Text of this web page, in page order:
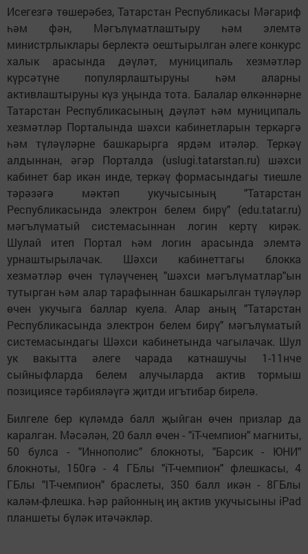
Исегезгә төшерәбез, Татарстан Республикасы Мәгариф
һәм фән, Мәгълүматлаштыру һәм элемтә
министрлыклары берлектә оештырылган әлеге конкурс
халык арасында дәүләт, муниципаль хезмәтләр
күрсәтүне популярлаштыруны һәм аларны
активлаштыруны күз уңында тота. Балалар өлкәннәрне
Татарстан Республикасының дәүләт һәм муниципаль
хезмәтләр Порталында шәхси кабинетларын теркәргә
һәм түләүләрне башкарырга ярдәм итәләр. Теркәү
алдыннан, әгәр Порталда (uslugi.tatarstan.ru) шәхси
кабинет бар икән инде, теркәү формасындагы тиешле
тәрәзәгә мәктәп укучысының "Татарстан
Республикасында электрон белем бирү" (edu.tatar.ru)
мәгълүматый системасыннан логин кертү кирәк.
Шулай итеп Портал һәм логин арасында элемтә
урнаштырылачак. Шәхси кабинеттагы блокка
хезмәтләр өчен түләүченең "шәхси мәгълүматлар"ын
тутырган һәм алар тарафыннан башкарылган түләүләр
өчен укучыга баллар куела. Алар аның "Татарстан
Республикасында электрон белем бирү" мәгълүматый
системасындагы Шәхси кабинетында чагылачак. Шул
ук вакытта әлеге чарада катнашучы 1-11нче
сыйныфларда белем алучыларда актив тормыш
позициясе тәрбияләүгә җитди игътибар бирелә.
Билгеле бер күләмдә балл җыйган өчен призлар да
каралган. Мәсәлән, 20 балл өчен - "iT-чемпион" магниты,
50 булса - "Иннополис" блокноты, "Барсик - ЮНИ"
блокноты, 150гә - 4 ГБлы "iT-чемпион" флешкасы, 4
ГБлы "IT-чемпион" браслеты, 350 балл икән - 8ГБлы
каләм-флешка. Һәр районның иң актив укучысыны iPad
планшеты бүләк итәчәкләр.